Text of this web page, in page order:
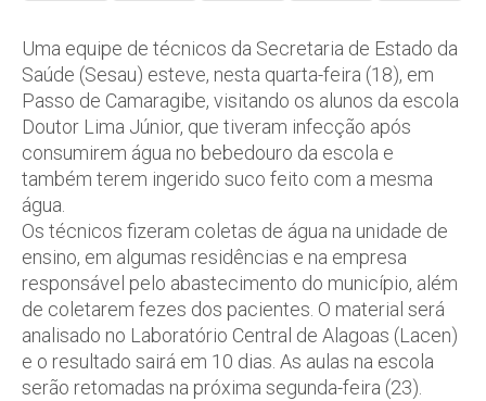
Uma equipe de técnicos da Secretaria de Estado da
Saúde (Sesau) esteve, nesta quarta-feira (18), em
Passo de Camaragibe, visitando os alunos da escola
Doutor Lima Júnior, que tiveram infecção após
consumirem água no bebedouro da escola e
também terem ingerido suco feito com a mesma
água.
Os técnicos fizeram coletas de água na unidade de
ensino, em algumas residências e na empresa
responsável pelo abastecimento do município, além
de coletarem fezes dos pacientes. O material será
analisado no Laboratório Central de Alagoas (Lacen)
e o resultado sairá em 10 dias. As aulas na escola
serão retomadas na próxima segunda-feira (23).